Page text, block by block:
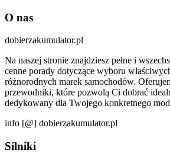
O nas
dobierzakumulator.pl
Na naszej stronie znajdziesz pełne i
cenne porady dotyczące wyboru
różnorodnych marek samochodów.
przewodniki, które pozwolą Ci dobrać
dedykowany dla Twojego konkretnego
info [@] dobierzakumulator.pl
Silniki